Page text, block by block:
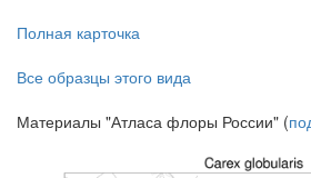
Полная карточка
Все образцы этого вида
Материалы "Атласа флоры России" (